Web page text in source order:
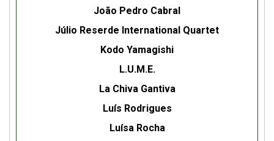
João Pedro Cabral
Júlio Reserde International Quartet
Kodo Yamagishi
L.U.M.E.
La Chiva Gantiva
Luís Rodrigues
Luísa Rocha